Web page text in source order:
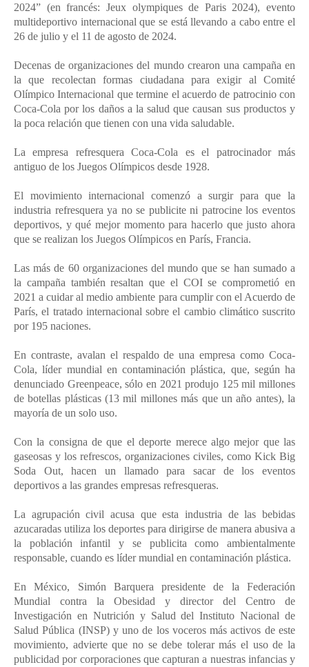
2024” (en francés: Jeux olympiques de Paris 2024), evento
multideportivo internacional que se está llevando a cabo entre el
26 de julio y el 11 de agosto de 2024.
Decenas de organizaciones del mundo crearon una campaña en
la que recolectan formas ciudadana para exigir al Comité
Olímpico Internacional que termine el acuerdo de patrocinio con
Coca-Cola por los daños a la salud que causan sus productos y
la poca relación que tienen con una vida saludable.
La empresa refresquera Coca-Cola es el patrocinador más
antiguo de los Juegos Olímpicos desde 1928.
El movimiento internacional comenzó a surgir para que la
industria refresquera ya no se publicite ni patrocine los eventos
deportivos, y qué mejor momento para hacerlo que justo ahora
que se realizan los Juegos Olímpicos en París, Francia.
Las más de 60 organizaciones del mundo que se han sumado a
la campaña también resaltan que el COI se comprometió en
2021 a cuidar al medio ambiente para cumplir con el Acuerdo de
París, el tratado internacional sobre el cambio climático suscrito
por 195 naciones.
En contraste, avalan el respaldo de una empresa como Coca-
Cola, líder mundial en contaminación plástica, que, según ha
denunciado Greenpeace, sólo en 2021 produjo 125 mil millones
de botellas plásticas (13 mil millones más que un año antes), la
mayoría de un solo uso.
Con la consigna de que el deporte merece algo mejor que las
gaseosas y los refrescos, organizaciones civiles, como Kick Big
Soda Out, hacen un llamado para sacar de los eventos
deportivos a las grandes empresas refresqueras.
La agrupación civil acusa que esta industria de las bebidas
azucaradas utiliza los deportes para dirigirse de manera abusiva a
la población infantil y se publicita como ambientalmente
responsable, cuando es líder mundial en contaminación plástica.
En México, Simón Barquera presidente de la Federación
Mundial contra la Obesidad y director del Centro de
Investigación en Nutrición y Salud del Instituto Nacional de
Salud Pública (INSP) y uno de los voceros más activos de este
movimiento, advierte que no se debe tolerar más el uso de la
publicidad por corporaciones que capturan a nuestras infancias y